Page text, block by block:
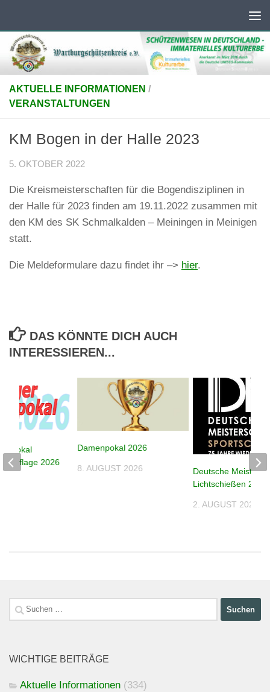
AKTUELLE INFORMATIONEN /
VERANSTALTUNGEN
KM Bogen in der Halle 2023
5. OKTOBER 2022
Die Kreismeisterschaften für die Bogendisziplinen in
der Halle für 2023 finden am 19.11.2022 zusammen mit
den KM des SK Schmalkalden – Meiningen in Meinigen
statt.
Die Meldeformulare dazu findet ihr –> hier.
DAS KÖNNTE DICH AUCH
INTERESSIEREN...
Damenpokal 2026
8. AUGUST 2026
Deutsche
Lichtschießen 2026
2. AUGUST 2026
– Auflage 2026
Suchen
nach:
WICHTIGE BEITRÄGE
Aktuelle Informationen (334)